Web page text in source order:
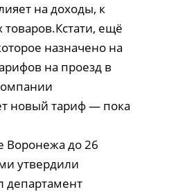
на доходы, к
ещё
назначено на
на проезд в
новый тариф — пока
Воронежа до 26
утвердили
департамент